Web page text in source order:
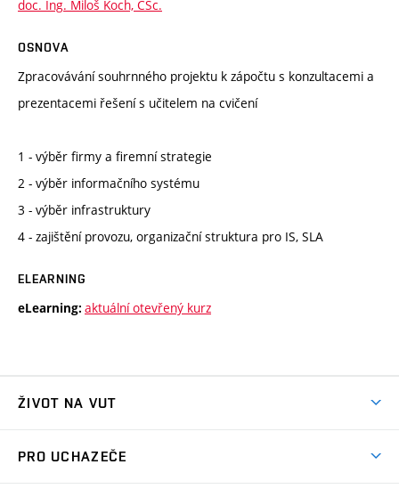
doc. Ing. Miloš Koch, CSc.
OSNOVA
Zpracovávání souhrnného projektu k zápočtu s konzultacemi a
prezentacemi řešení s učitelem na cvičení
1 - výběr firmy a firemní strategie
2 - výběr informačního systému
3 - výběr infrastruktury
4 - zajištění provozu, organizační struktura pro IS, SLA
ELEARNING
eLearning: aktuální otevřený kurz
ŽIVOT NA VUT
PRO UCHAZEČE